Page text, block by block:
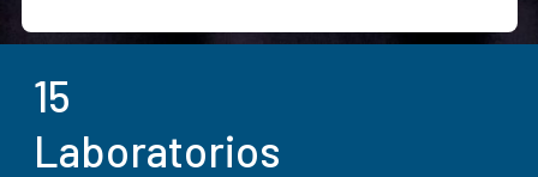
15
Laboratorios